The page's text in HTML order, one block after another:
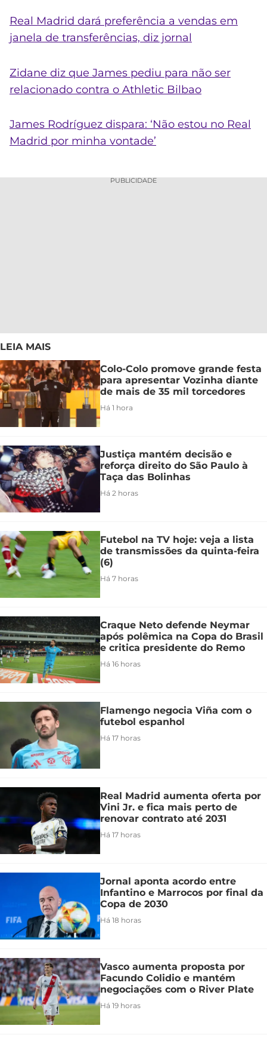
Real Madrid dará preferência a vendas em
janela de transferências, diz jornal
Zidane diz que James pediu para não ser
relacionado contra o Athletic Bilbao
James Rodríguez dispara: ‘Não estou no Real
Madrid por minha vontade’
PUBLICIDADE
LEIA MAIS
Colo-Colo promove grande festa
para apresentar Vozinha diante
de mais de 35 mil torcedores
Há 1 hora
Justiça mantém decisão e
reforça direito do São Paulo à
Taça das Bolinhas
Há 2 horas
Futebol na TV hoje: veja a lista
de transmissões da quinta-feira
(6)
Há 7 horas
Craque Neto defende Neymar
após polêmica na Copa do Brasil
e critica presidente do Remo
Há 16 horas
Flamengo negocia Viña com o
futebol espanhol
Há 17 horas
Real Madrid aumenta oferta por
Vini Jr. e fica mais perto de
renovar contrato até 2031
Há 17 horas
Jornal aponta acordo entre
Infantino e Marrocos por final da
Copa de 2030
Há 18 horas
Vasco aumenta proposta por
Facundo Colidio e mantém
negociações com o River Plate
Há 19 horas